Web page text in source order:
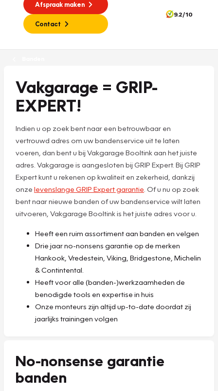
Afspraak maken
Contact
9.2/10
Vakgarage = GRIP-
EXPERT!
Indien u op zoek bent naar een betrouwbaar en
vertrouwd adres om uw bandenservice uit te laten
voeren, dan bent u bij Vakgarage Booltink aan het juiste
adres. Vakgarage is aangesloten bij GRIP Expert. Bij GRIP
Expert kunt u rekenen op kwaliteit en zekerheid, dankzij
onze levenslange GRIP Expert garantie . Of u nu op zoek
bent naar nieuwe banden of uw bandenservice wilt laten
uitvoeren, Vakgarage Booltink is het juiste adres voor u.
Heeft een ruim assortiment aan banden en velgen
Drie jaar no-nonsens garantie op de merken
Hankook, Vredestein, Viking, Bridgestone, Michelin
& Contintental.
Heeft voor alle (banden-)werkzaamheden de
benodigde tools en expertise in huis
Onze monteurs zijn altijd up-to-date doordat zij
jaarlijks trainingen volgen
No-nonsense garantie
banden